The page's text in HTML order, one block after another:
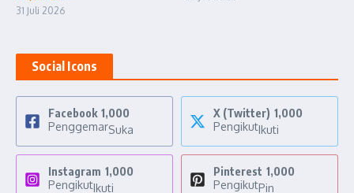
31 Juli 2026
Social Icons
Facebook 1,000
PenggemarSuka
X (Twitter) 1,000
PengikutIkuti
Instagram 1,000
PengikutIkuti
Pinterest 1,000
PengikutPin